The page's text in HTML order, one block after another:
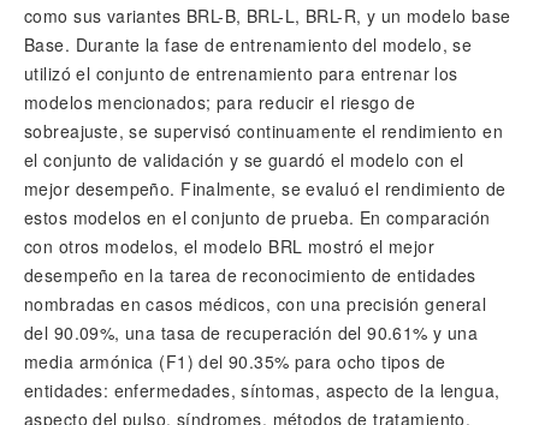
como sus variantes BRL-B, BRL-L, BRL-R, y un modelo base
Base. Durante la fase de entrenamiento del modelo, se
utilizó el conjunto de entrenamiento para entrenar los
modelos mencionados; para reducir el riesgo de
sobreajuste, se supervisó continuamente el rendimiento en
el conjunto de validación y se guardó el modelo con el
mejor desempeño. Finalmente, se evaluó el rendimiento de
estos modelos en el conjunto de prueba. En comparación
con otros modelos, el modelo BRL mostró el mejor
desempeño en la tarea de reconocimiento de entidades
nombradas en casos médicos, con una precisión general
del 90.09%, una tasa de recuperación del 90.61% y una
media armónica (F1) del 90.35% para ocho tipos de
entidades: enfermedades, síntomas, aspecto de la lengua,
aspecto del pulso, síndromes, métodos de tratamiento,